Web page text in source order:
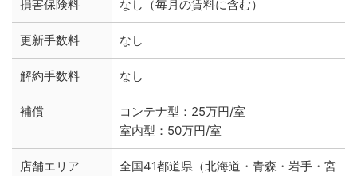
損害保険料 なし（毎月の賃料に含む）
更新手数料 なし
解約手数料 なし
補償
コンテナ型：25万円/室
室内型：50万円/室
店舗エリア
全国41都道県（北海道・青森・岩手・宮